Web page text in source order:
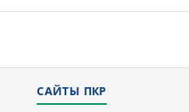
САЙТЫ ПКР